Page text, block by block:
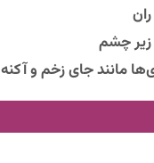
زیر چشم
مانند جای زخم و آکنه